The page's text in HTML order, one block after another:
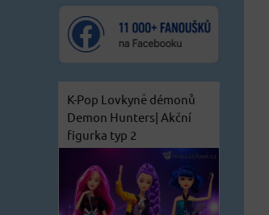
K-Pop Lovkyně démonů
Demon Hunters| Akční
figurka typ 2